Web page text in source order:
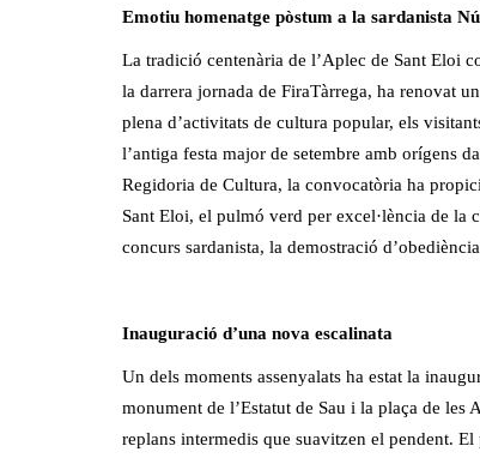
Emotiu homenatge pòstum a la sardanista
La tradició centenària de l’Aplec de Sant Eloi
la darrera jornada de FiraTàrrega, ha renovat
plena d’activitats de cultura popular, els
l’antiga festa major de setembre amb orígens
Regidoria de Cultura, la convocatòria ha
Sant Eloi, el pulmó verd per excel·lència de la
concurs sardanista, la demostració
Inauguració d’una nova escalinata
Un dels moments assenyalats ha estat la
monument de l’Estatut de Sau i la plaça de les
replans intermedis que suavitzen el pendent.